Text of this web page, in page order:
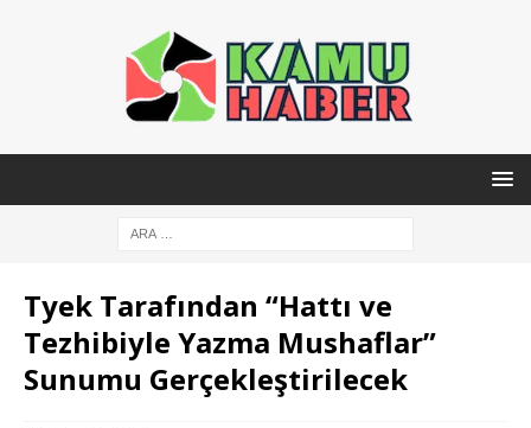
Tyek Tarafından “Hattı ve
Tezhibiyle Yazma Mushaflar”
Sunumu Gerçekleştirilecek